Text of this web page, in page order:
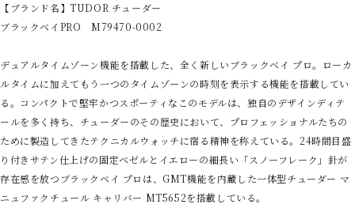
【ブランド名】TUDOR チューダー
ブラックベイPRO M79470-0002
デュアルタイムゾーン機能を搭載した、全く新しいブラックベイ プロ。ローカ
ルタイムに加えてもう一つのタイムゾーンの時刻を表示する機能を搭載してい
る。コンパクトで堅牢かつスポーティなこのモデルは、独自のデザインディテ
ールを多く持ち、チューダーのその歴史において、プロフェッショナルたちの
ために製造してきたテクニカルウォッチに宿る精神を称えている。24時間目盛
り付きサテン仕上げの固定ベゼルとイエローの細長い「スノーフレーク」針が
存在感を放つブラックベイ プロは、GMT機能を内蔵した一体型チューダー マ
ニュファクチュール キャリバー MT5652を搭載している。